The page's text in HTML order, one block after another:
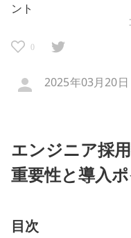
ント
0
2025年03月20
エンジニア採
重要性と導入
目次